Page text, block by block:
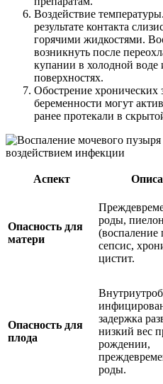
Воздействие
результате контакта
горячими жидкостями.
возникнуть после
купании в холодной
поверхностях.
Обострение хронических
беременности могут
ранее протекали в
Аспект
Опасность для
матери
роды,
(воспаление
сепсис,
цистит.
Опасность для
плода
задержка
низкий вес
рождении,
роды.